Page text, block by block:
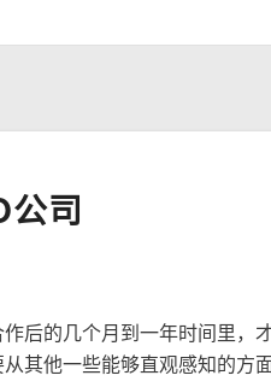
司
后的几个月到一年时间里，
其他一些能够直观感知的方